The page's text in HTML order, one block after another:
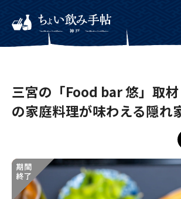
三宮の「Food bar 悠」取
の家庭料理が味わえる隠れ